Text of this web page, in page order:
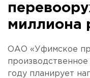
миллиона
ОАО «Уфимское
году планирует